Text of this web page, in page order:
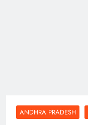
ANDHRA PRADESH